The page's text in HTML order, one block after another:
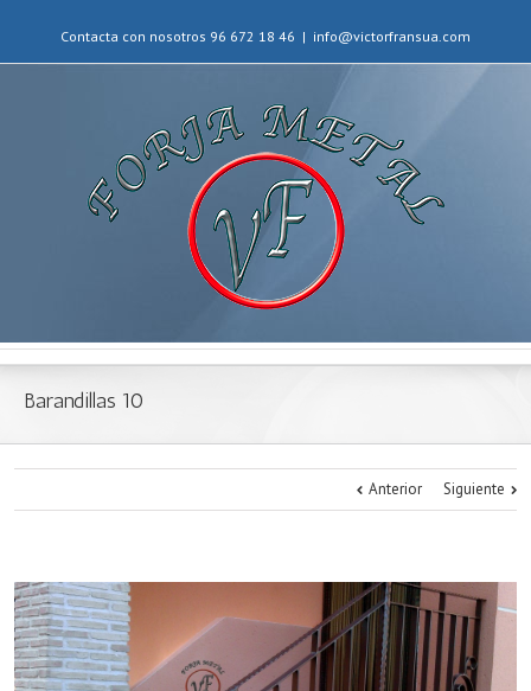
Contacta con nosotros 96 672 18 46 | info@victorfransua.com
Barandillas 10
Anterior Siguiente